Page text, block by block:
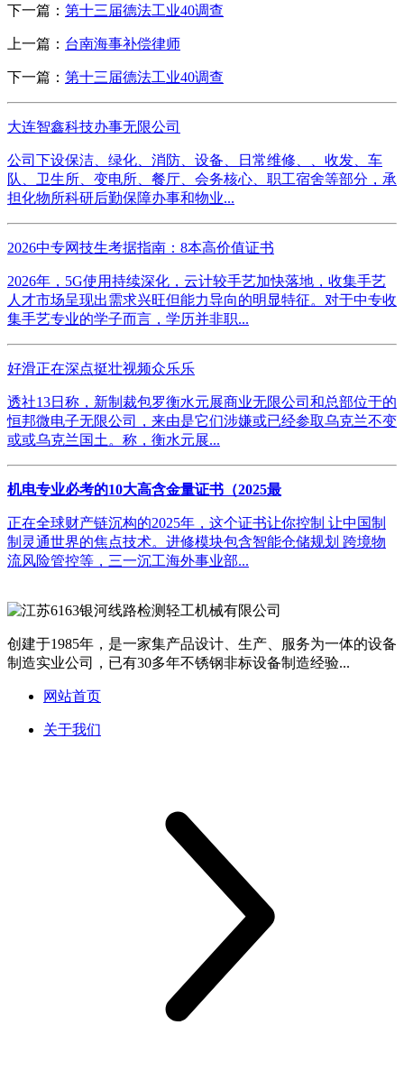
下一篇： 第十三届德法工业40调查
上一篇： 台南海事补偿律师
下一篇： 第十三届德法工业40调查
大连智鑫科技办事无限公司
公司下设保洁、绿化、消防、设备、日常维修、、收发、车
队、卫生所、变电所、餐厅、会务核心、职工宿舍等部分，承
担化物所科研后勤保障办事和物业...
2026中专网技生考据指南：8本高价值证书
2026年，5G使用持续深化，云计较手艺加快落地，收集手艺
人才市场呈现出需求兴旺但能力导向的明显特征。对于中专收
集手艺专业的学子而言，学历并非职...
好滑正在深点挺壮视频众乐乐
透社13日称，新制裁包罗衡水元展商业无限公司和总部位于的
恒邦微电子无限公司，来由是它们涉嫌或已经参取乌克兰不变
或或乌克兰国土。称，衡水元展...
机电专业必考的10大高含金量证书（2025最
正在全球财产链沉构的2025年，这个证书让你控制 让中国制
制灵通世界的焦点技术。进修模块包含智能仓储规划 跨境物
流风险管控等，三一沉工海外事业部...
创建于1985年，是一家集产品设计、生产、服务为一体的设备
制造实业公司，已有30多年不锈钢非标设备制造经验...
网站首页
关于我们